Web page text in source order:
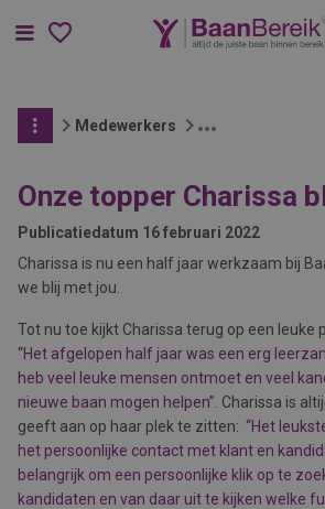
Menu
Medewerkers
Onze topper Charissa
Publicatiedatum 16 februari 2022
Charissa is nu een half jaar werkzaam bij
we blij met jou.
Tot nu toe kijkt Charissa terug op een leuke
“Het afgelopen half jaar was een erg
heb veel leuke mensen ontmoet en veel
nieuwe baan mogen helpen”. Charissa is
geeft aan op haar plek te zitten: “Het
het persoonlijke contact met klant en
belangrijk om een persoonlijke klik op te
kandidaten en van daar uit te kijken welke